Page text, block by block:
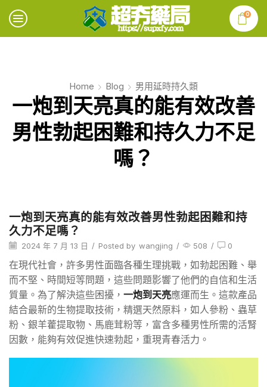
0
Home Blog 男用延時持久類
一炮到天亮真的能有效改善
男性勃起困難和持久力不足
嗎？
一炮到天亮真的能有效改善男性勃起困難和持
久力不足嗎？
2024 年 7 月 13 日 / Posted by wangjing / 508 / 0
在現代社會，許多男性面臨各種生理挑戰，如勃起困難、舉
而不堅、時間短等問題，這些問題影響了他們的自信和生活
質量。為了解決這些困擾， 一炮到天亮應運而生。這款產品
結合最新的生物提取技術，精選天然原料，如人參粉、蟲草
粉、銀羊藿提取物、馬鹿茸粉等，富含多種男性所需的活腎
因數，能夠有效促進快速勃起，重現青春活力。